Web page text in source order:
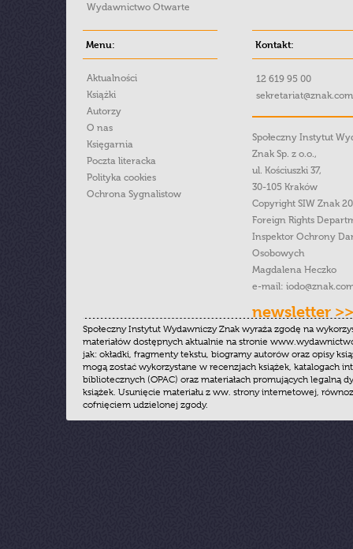
Wydawnictwo Otwarte
Menu:
Aktualności
Książki
Autorzy
O nas
Księgarnia
Poczta literacka
Polityka cookies
Ochrona Sygnalistow
Kontakt:
12 619 95 00
Społeczny Instytut
Znak Sp. z o.o.,
ul. Kościuszki 37,
30-105 Kraków
Copyright SIW Znak
Foreign Rights
Inspektor Ochrony
Osobowych
Magdalena Heczko
e-mail:
newsletter >>
Społeczny Instytut Wydawniczy Znak wyraża zgodę na
materiałów dostępnych aktualnie na stronie
jak: okładki, fragmenty tekstu, biogramy autorów oraz opisy
mogą zostać wykorzystane w recenzjach książek, katalogach
bibliotecznych (OPAC) oraz materiałach promujących legalną
książek. Usunięcie materiału z ww. strony internetowej,
cofnięciem udzielonej zgody.